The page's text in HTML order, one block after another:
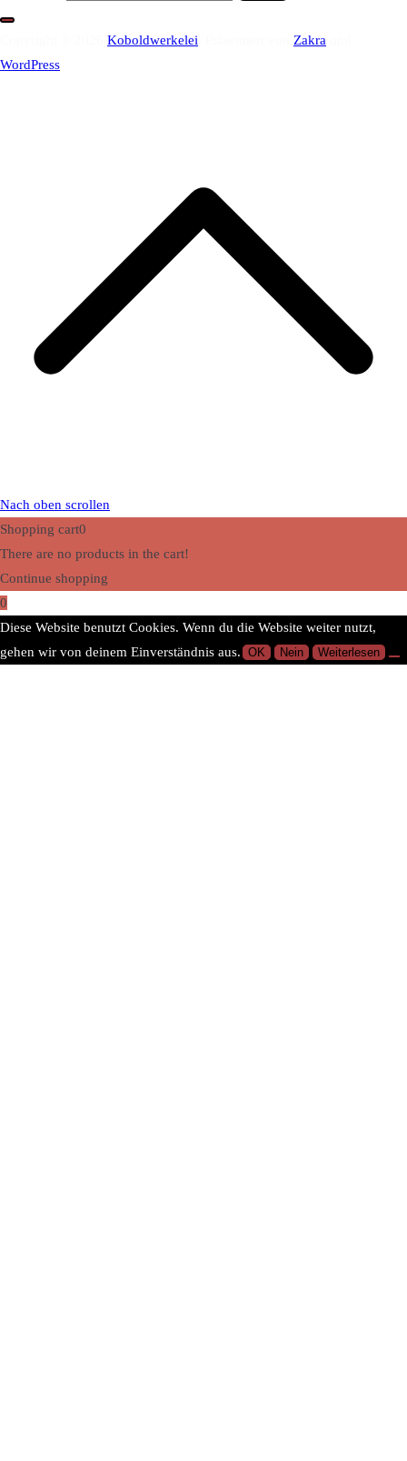
Koboldwerkelei Zakra
WordPress
Nach oben scrollen
Shopping cart0
There are no products in the cart!
Continue shopping
0
Diese Website benutzt Cookies. Wenn du die Website weiter nutzt,
gehen wir von deinem Einverständnis aus. OK Nein Weiterlesen